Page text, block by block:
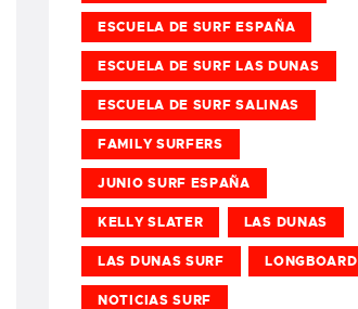
ESCUELA DE SURF ESPAÑA
ESCUELA DE SURF LAS DUNAS
ESCUELA DE SURF SALINAS
FAMILY SURFERS
JUNIO SURF ESPAÑA
KELLY SLATER LAS DUNAS
LAS DUNAS SURF LONGBOARD
NOTICIAS SURF